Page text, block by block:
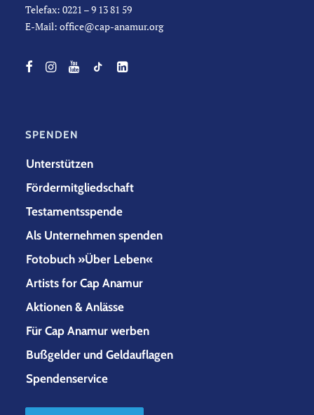
Telefax: 0221 – 9 13 81 59
E-Mail: office@cap-anamur.org
SPENDEN
Unterstützen
Fördermitgliedschaft
Testamentsspende
Als Unternehmen spenden
Fotobuch »Über Leben«
Artists for Cap Anamur
Aktionen & Anlässe
Für Cap Anamur werben
Bußgelder und Geldauflagen
Spendenservice